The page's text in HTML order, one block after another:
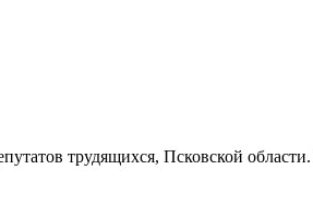
трудящихся, Псковской